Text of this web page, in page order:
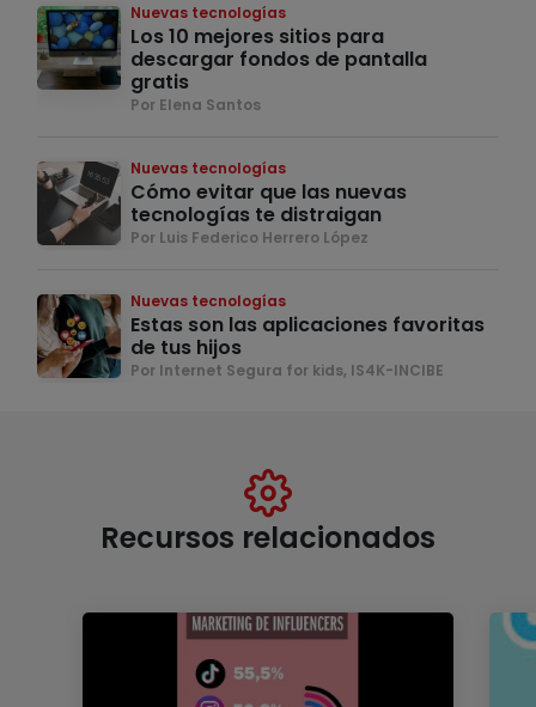
Nuevas tecnologías
Los 10 mejores sitios para
descargar fondos de pantalla
gratis
Por Elena Santos
Nuevas tecnologías
Cómo evitar que las nuevas
tecnologías te distraigan
Por Luis Federico Herrero López
Nuevas tecnologías
Estas son las aplicaciones favoritas
de tus hijos
Por Internet Segura for kids, IS4K-INCIBE
Recursos relacionados